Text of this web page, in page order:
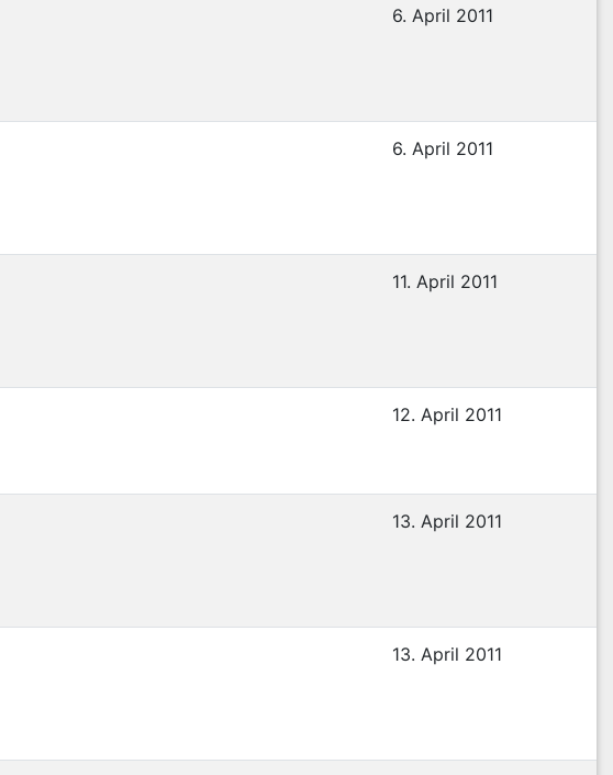
6. April 2011
6. April 2011
11. April 2011
12. April 2011
13. April 2011
13. April 2011